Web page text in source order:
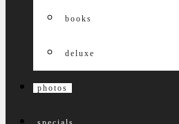
books
deluxe
photos